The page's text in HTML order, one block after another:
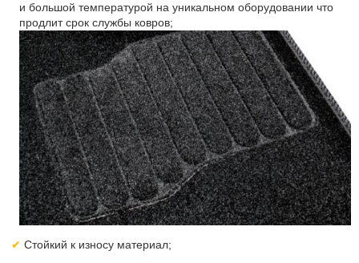
и большой температурой на уникальном оборудовании что
продлит срок службы ковров;
Стойкий к износу материал;